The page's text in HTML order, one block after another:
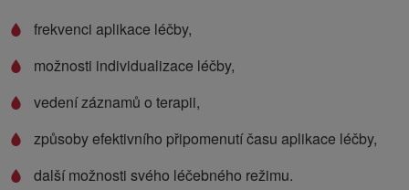
frekvenci aplikace léčby,
možnosti individualizace léčby,
vedení záznamů o terapii,
způsoby efektivního připomenutí času aplikace léčby,
další možnosti svého léčebného režimu.